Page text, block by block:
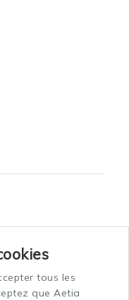
tous les
que Aetia
Submarine 2